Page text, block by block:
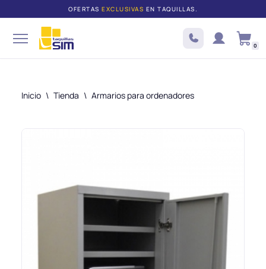
Saltar
al
OFERTAS EXCLUSIVAS EN TAQUILLAS.
0
Inicio \ Tienda \ Armarios para ordenadores